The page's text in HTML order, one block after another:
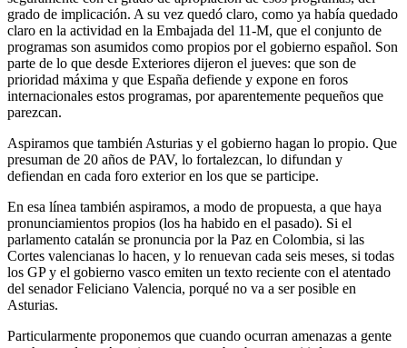
grado de implicación. A su vez quedó claro, como ya había quedado
claro en la actividad en la Embajada del 11-M, que el conjunto de
programas son asumidos como propios por el gobierno español. Son
parte de lo que desde Exteriores dijeron el jueves: que son de
prioridad máxima y que España defiende y expone en foros
internacionales estos programas, por aparentemente pequeños que
parezcan.
Aspiramos que también Asturias y el gobierno hagan lo propio. Que
presuman de 20 años de PAV, lo fortalezcan, lo difundan y
defiendan en cada foro exterior en los que se participe.
En esa línea también aspiramos, a modo de propuesta, a que haya
pronunciamientos propios (los ha habido en el pasado). Si el
parlamento catalán se pronuncia por la Paz en Colombia, si las
Cortes valencianas lo hacen, y lo renuevan cada seis meses, si todas
los GP y el gobierno vasco emiten un texto reciente con el atentado
del senador Feliciano Valencia, porqué no va a ser posible en
Asturias.
Particularmente proponemos que cuando ocurran amenazas a gente